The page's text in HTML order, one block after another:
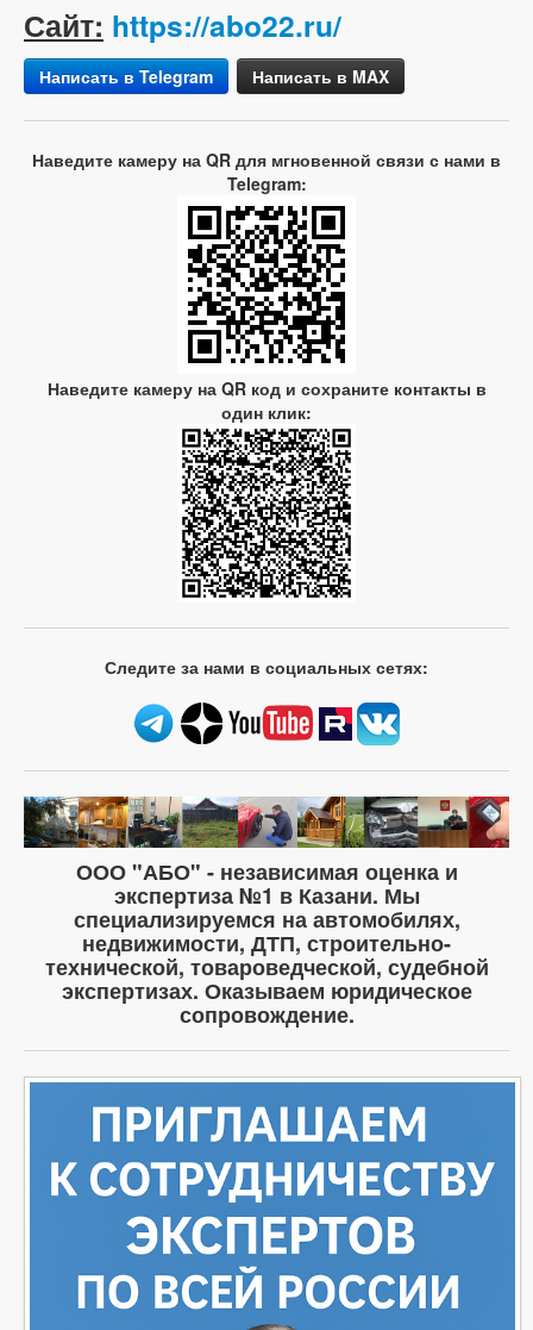
Сайт: https://abo22.ru/
Написать в Telegram Написать в MAX
Наведите камеру на QR для мгновенной связи с нами в
Telegram:
Наведите камеру на QR код и сохраните контакты в
один клик:
Следите за нами в социальных сетях:
ООО "АБО" - независимая оценка и
экспертиза №1 в Казани. Мы
специализируемся на автомобилях,
недвижимости, ДТП, строительно-
технической, товароведческой, судебной
экспертизах. Оказываем юридическое
сопровождение.